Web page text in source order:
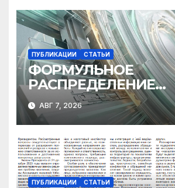
ПУБЛИКАЦИИ СТАТЬИ
ФОРМУЛЬНОЕ
РАСПРЕДЕЛЕНИЕ
МЕЖБЮДЖЕТНЫХ
ТРАНСФЕРТОВ
АВГ 7, 2026
ПУБЛИКАЦИИ СТАТЬИ